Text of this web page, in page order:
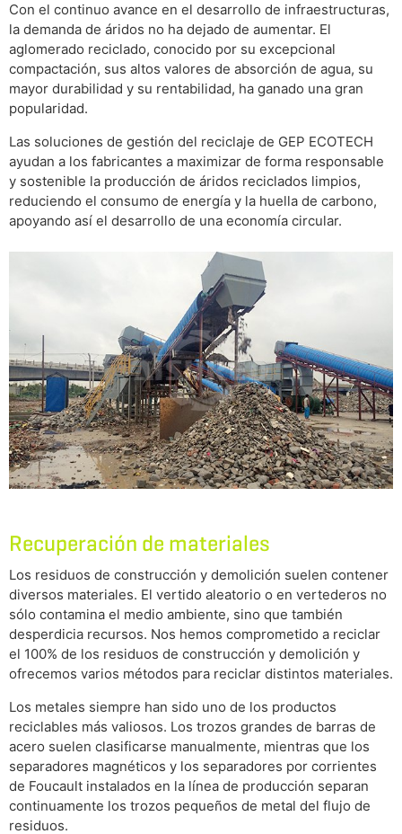
Con el continuo avance en el desarrollo de infraestructuras,
la demanda de áridos no ha dejado de aumentar. El
aglomerado reciclado, conocido por su excepcional
compactación, sus altos valores de absorción de agua, su
mayor durabilidad y su rentabilidad, ha ganado una gran
popularidad.
Las soluciones de gestión del reciclaje de GEP ECOTECH
ayudan a los fabricantes a maximizar de forma responsable
y sostenible la producción de áridos reciclados limpios,
reduciendo el consumo de energía y la huella de carbono,
apoyando así el desarrollo de una economía circular.
Recuperación de materiales
Los residuos de construcción y demolición suelen contener
diversos materiales. El vertido aleatorio o en vertederos no
sólo contamina el medio ambiente, sino que también
desperdicia recursos. Nos hemos comprometido a reciclar
el 100% de los residuos de construcción y demolición y
ofrecemos varios métodos para reciclar distintos materiales.
Los metales siempre han sido uno de los productos
reciclables más valiosos. Los trozos grandes de barras de
acero suelen clasificarse manualmente, mientras que los
separadores magnéticos y los separadores por corrientes
de Foucault instalados en la línea de producción separan
continuamente los trozos pequeños de metal del flujo de
residuos.